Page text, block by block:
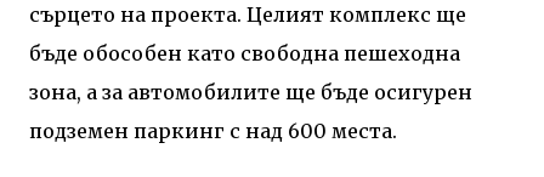
сърцето на проекта. Целият комплекс ще
бъде обособен като свободна пешеходна
зона, а за автомобилите ще бъде осигурен
подземен паркинг с над 600 места.